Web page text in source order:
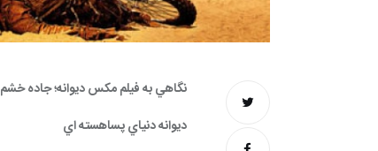
نگاهي به فيلم مكس ديوانه؛ جاده خشم
ديوانه دنياي پساهسته اي